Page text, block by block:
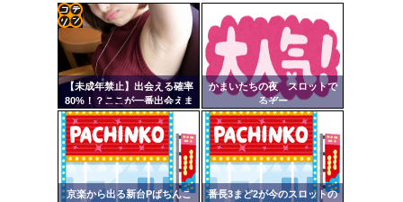
【閲覧注意】俺が近くにいると機械が壊れるんだけどさ
【画像】ペプシコーラ社、「こういうのでいいんだよ」
な新商品を発売
Powered by livedoor 相互RSS
【未成年禁止】出会える確率
80%！？ここが一番出会えま
す
かまいたちの夜 スロットで
るぞー
京楽から出る新台Pぱちんこ
番長3まど2が今のスロットの
コテ
リン
- 固
定リ
ンク
自動
更新